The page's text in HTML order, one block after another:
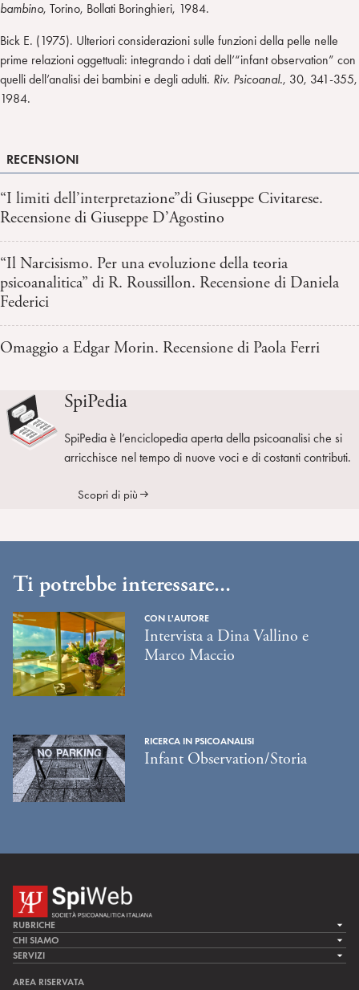
bambino, Torino, Bollati Boringhieri, 1984.
Bick E. (1975). Ulteriori considerazioni sulle funzioni della pelle nelle
prime relazioni oggettuali: integrando i dati dell’“infant observation” con
quelli dell’analisi dei bambini e degli adulti. Riv. Psicoanal., 30, 341-355,
1984.
RECENSIONI
“I limiti dell’interpretazione”di Giuseppe Civitarese.
Recensione di Giuseppe D’Agostino
“Il Narcisismo. Per una evoluzione della teoria
psicoanalitica” di R. Roussillon. Recensione di Daniela
Federici
Omaggio a Edgar Morin. Recensione di Paola Ferri
SpiPedia
SpiPedia è l’enciclopedia aperta della psicoanalisi che si
arricchisce nel tempo di nuove voci e di costanti contributi.
Scopri di più
Ti potrebbe interessare...
CON L'AUTORE
Intervista a Dina Vallino e
Marco Maccio
RICERCA IN PSICOANALISI
Infant Observation/Storia
RUBRICHE
LA CURA
LA RICERCA
CHI SIAMO
LA SPI
TEAM DI SPIWEB
SERVIZI
AREA RISERVATA